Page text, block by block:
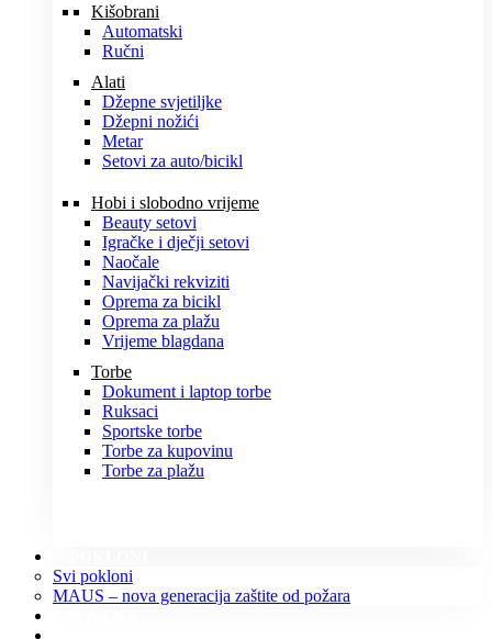
Kišobrani
Automatski
Ručni
Alati
Džepne svjetiljke
Džepni nožići
Metar
Setovi za auto/bicikl
Hobi i slobodno vrijeme
Beauty setovi
Igračke i dječji setovi
Naočale
Navijački rekviziti
Oprema za bicikl
Oprema za plažu
Vrijeme blagdana
Torbe
Dokument i laptop torbe
Ruksaci
Sportske torbe
Torbe za kupovinu
Torbe za plažu
Svi pokloni
MAUS – nova generacija zaštite od požara